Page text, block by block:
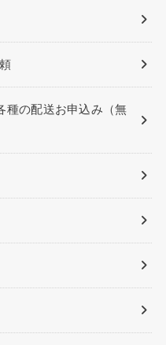
種の配送お申込み（無